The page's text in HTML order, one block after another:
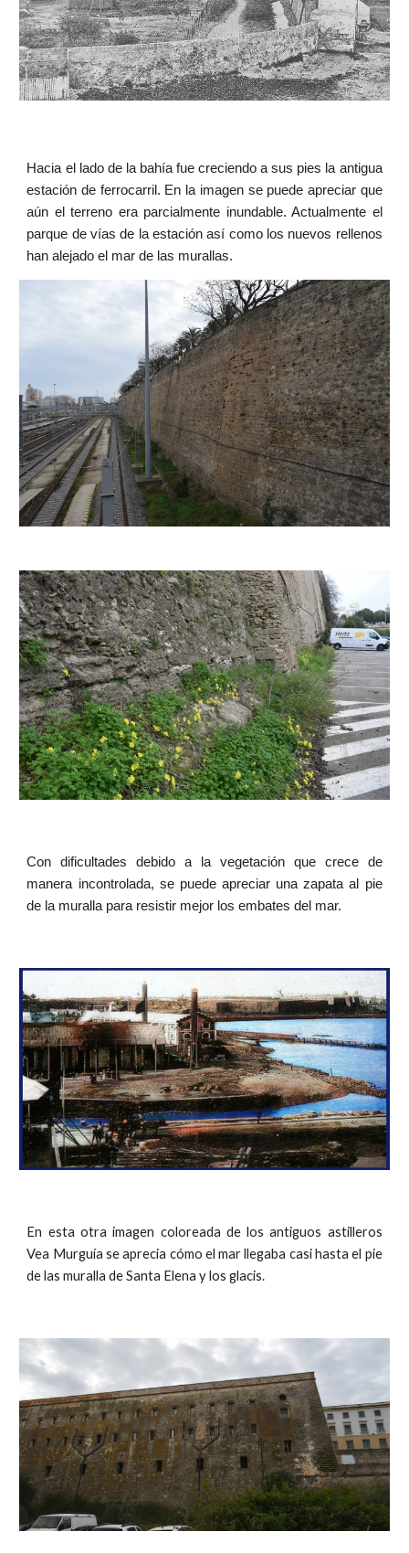
Hacia el lado de la bahía fue creciendo a sus pies la antigua
estación de ferrocarril. En la imagen se puede apreciar que
aún el terreno era parcialmente inundable. Actualmente el
parque de vías de la estación así como los nuevos rellenos
han alejado el mar de las murallas.
Con dificultades debido a la vegetación que crece de
manera incontrolada, se puede apreciar una zapata al pie
de la muralla para resistir mejor los embates del mar.
En esta otra imagen coloreada de los antiguos astilleros
Vea Murguía se aprecia cómo el mar llegaba casi hasta el pie
de las muralla de Santa Elena y los glacis.